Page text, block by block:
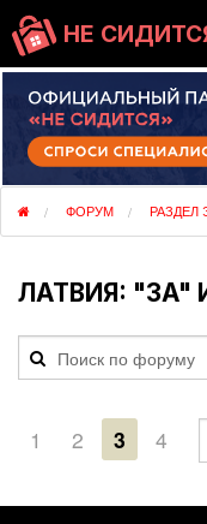
НЕ
ФОРУМ РАЗДЕЛ
ЛАТВИЯ: "ЗА"
1 2 3 4